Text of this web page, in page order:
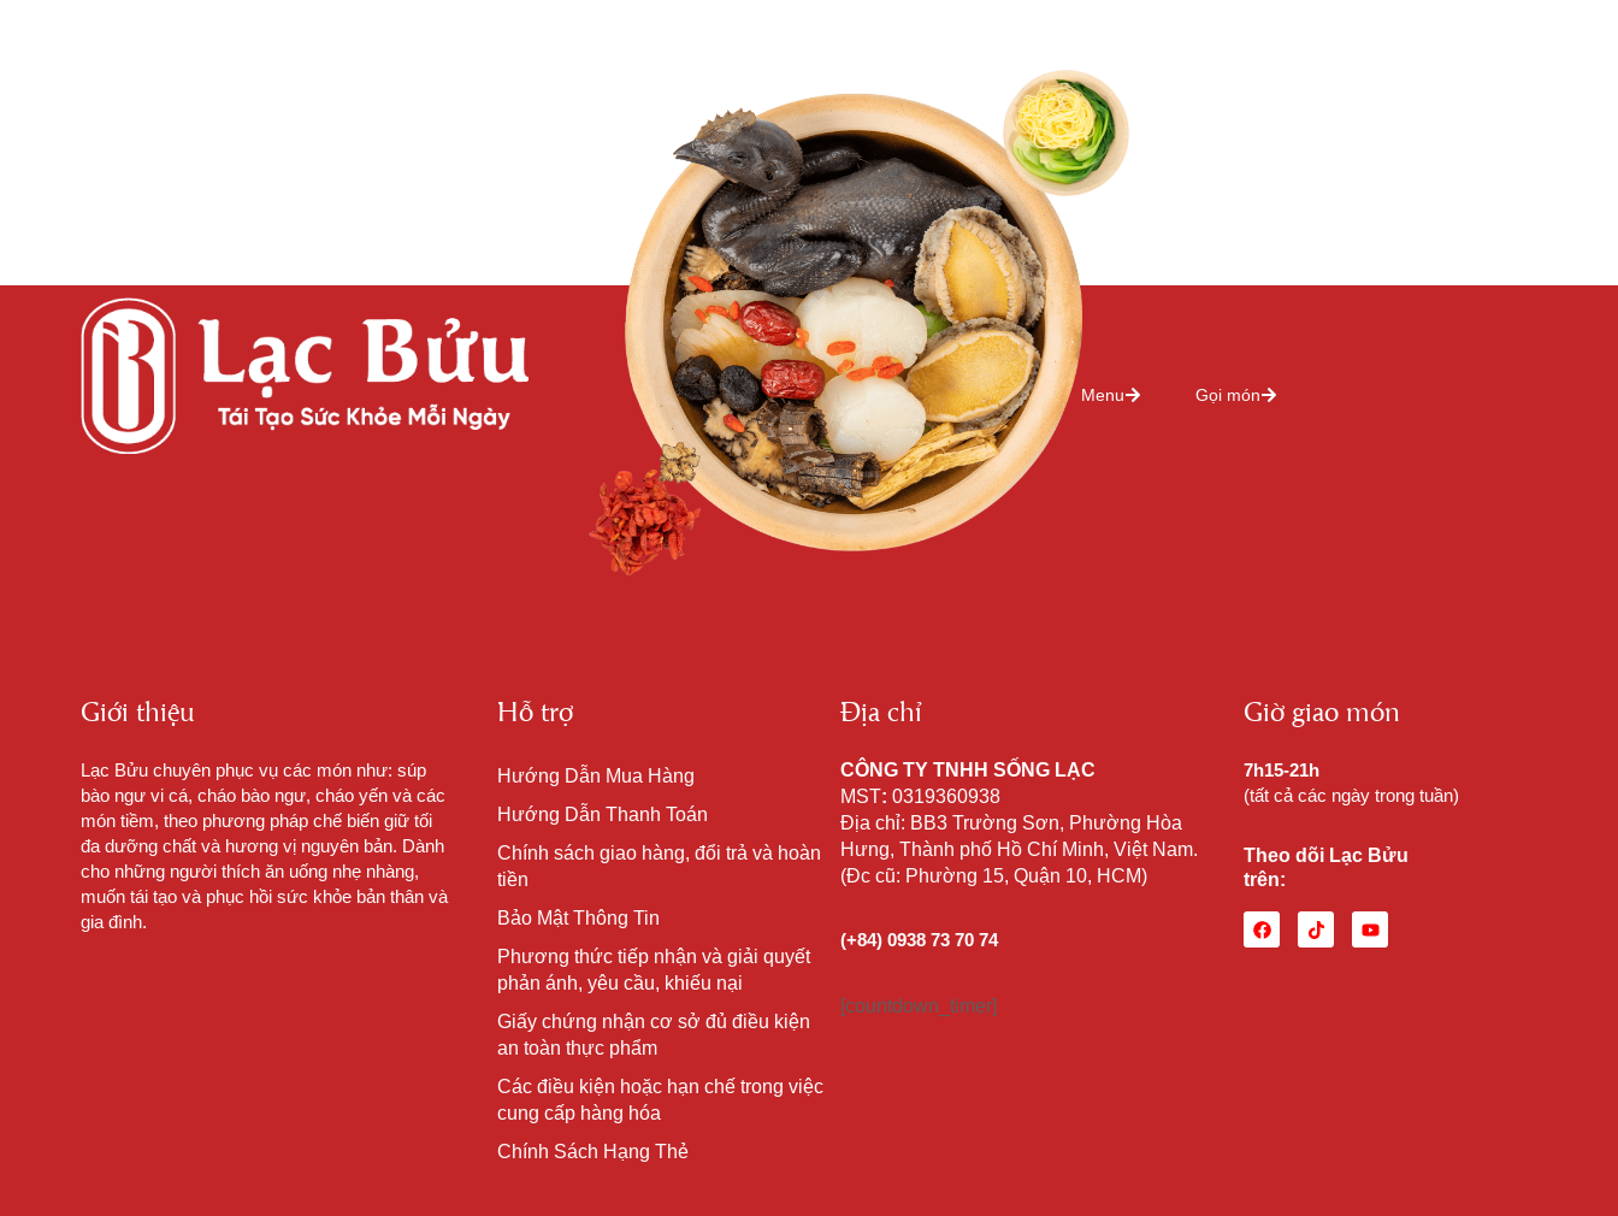
Menu Gọi món
Giới thiệu
Lạc Bửu chuyên phục vụ các món như: súp
bào ngư vi cá, cháo bào ngư, cháo yến và các
món tiềm, theo phương pháp chế biến giữ tối
đa dưỡng chất và hương vị nguyên bản. Dành
cho những người thích ăn uống nhẹ nhàng,
muốn tái tạo và phục hồi sức khỏe bản thân và
gia đình.
Hỗ trợ
Hướng Dẫn Mua Hàng
Hướng Dẫn Thanh Toán
Chính sách giao hàng, đổi trả và hoàn
tiền
Bảo Mật Thông Tin
Phương thức tiếp nhận và giải quyết
phản ánh, yêu cầu, khiếu nại
Giấy chứng nhận cơ sở đủ điều kiện
an toàn thực phẩm
Các điều kiện hoặc hạn chế trong việc
cung cấp hàng hóa
Chính Sách Hạng Thẻ
Địa chỉ
CÔNG TY TNHH SỐNG LẠC
MST: 0319360938
Địa chỉ: BB3 Trường Sơn, Phường Hòa
Hưng, Thành phố Hồ Chí Minh, Việt Nam.
(Đc cũ: Phường 15, Quận 10, HCM)
(+84) 0938 73 70 74
[countdown_timer]
Giờ giao món
7h15-21h
(tất cả các ngày trong tuần)
Theo dõi Lạc Bửu
trên: